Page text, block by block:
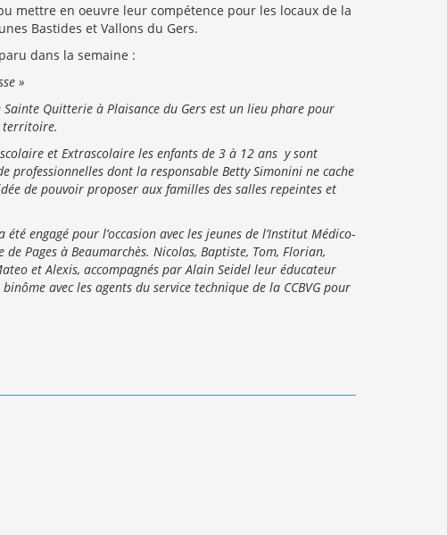
mettre en oeuvre leur compétence pour les locaux de la
Bastides et Vallons du Gers.
dans la semaine :
»
Sainte Quitterie à Plaisance du Gers est un lieu phare pour
territoire.
et Extrascolaire les enfants de 3 à 12 ans y sont
professionnelles dont la responsable Betty Simonini ne cache
de pouvoir proposer aux familles des salles repeintes et
engagé pour l’occasion avec les jeunes de l’Institut Médico-
de Pages à Beaumarchès. Nicolas, Baptiste, Tom, Florian,
et Alexis, accompagnés par Alain Seidel leur éducateur
avec les agents du service technique de la CCBVG pour